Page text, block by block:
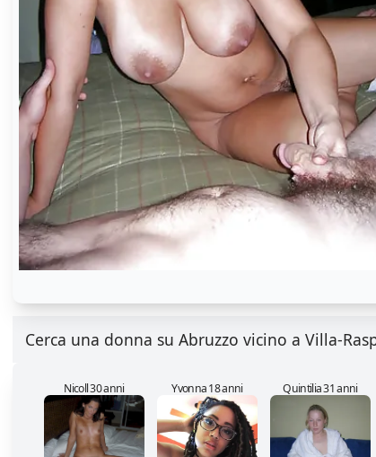
Cerca una donna su Abruzzo vicino a Villa-
Nicoll 30 anni Yvonna 18 anni Quintilia 31 anni